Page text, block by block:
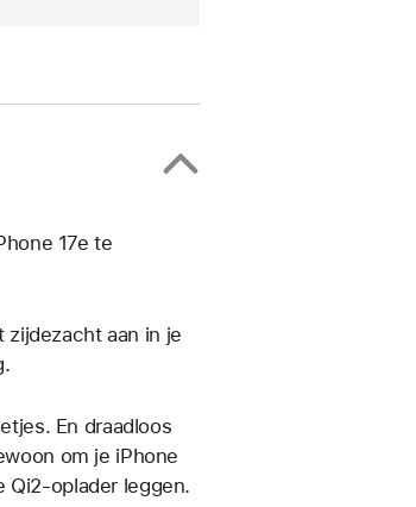
17e te
aan in je
En draadloos
om je iPhone
leggen.